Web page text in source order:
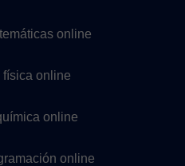
online
física online
online
online